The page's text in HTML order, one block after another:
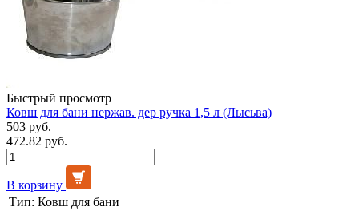
Быстрый просмотр
Ковш для бани нержав. дер ручка 1,5 л (Лысьва)
503 руб.
472.82 руб.
В корзину
Тип: Ковш для бани